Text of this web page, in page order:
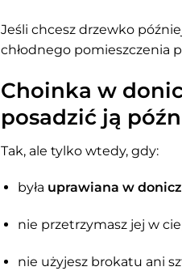
Jeśli chcesz drzewko
chłodnego pomieszczenia
Choinka w
posadzić ją
Tak, ale tylko wtedy, gdy:
była uprawiana w
nie przetrzymasz jej w
nie użyjesz brokatu ani